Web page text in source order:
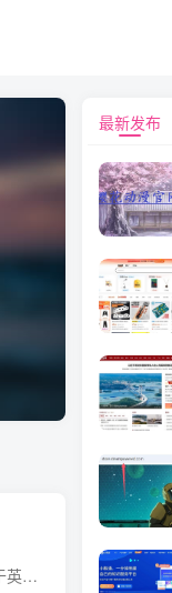
x86架构 最常见的桌面和服务器CPU架构，由Intel和AMD等公司生产。 x86架构是一种基于英特尔公司的指令集架构，最初用于英特尔公司的微处理器。 它是一种广泛应用于个人计算机和服务器领域的架构...
最新发布